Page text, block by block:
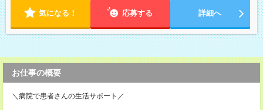
気になる！ 応募する 詳細へ
お仕事の概要
＼病院で患者さんの生活サポート／